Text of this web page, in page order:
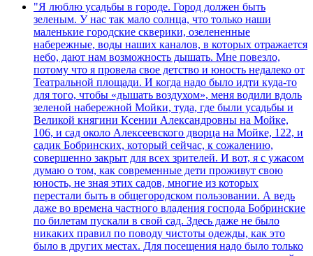
"Я люблю усадьбы в городе. Город должен быть
зеленым. У нас так мало солнца, что только наши
маленькие городские скверики, озелененные
набережные, воды наших каналов, в которых отражается
небо, дают нам возможность дышать. Мне повезло,
потому что я провела свое детство и юность недалеко от
Театральной площади. И когда надо было идти куда-то
для того, чтобы «дышать воздухом», меня водили вдоль
зеленой набережной Мойки, туда, где были усадьбы и
Великой княгини Ксении Александровны на Мойке,
106, и сад около Алексеевского дворца на Мойке, 122, и
садик Бобринских, который сейчас, к сожалению,
совершенно закрыт для всех зрителей. И вот, я с ужасом
думаю о том, как современные дети проживут свою
юность, не зная этих садов, многие из которых
перестали быть в общегородском пользовании. А ведь
даже во времена частного владения господа Бобринские
по билетам пускали в свой сад. Здесь даже не было
никаких правил по поводу чистоты одежды, как это
было в других местах. Для посещения надо было только